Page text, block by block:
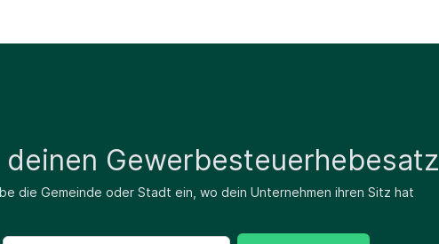
deinen Gewerbesteuerhebesatz
die Gemeinde oder Stadt ein, wo dein Unternehmen ihren Sitz hat